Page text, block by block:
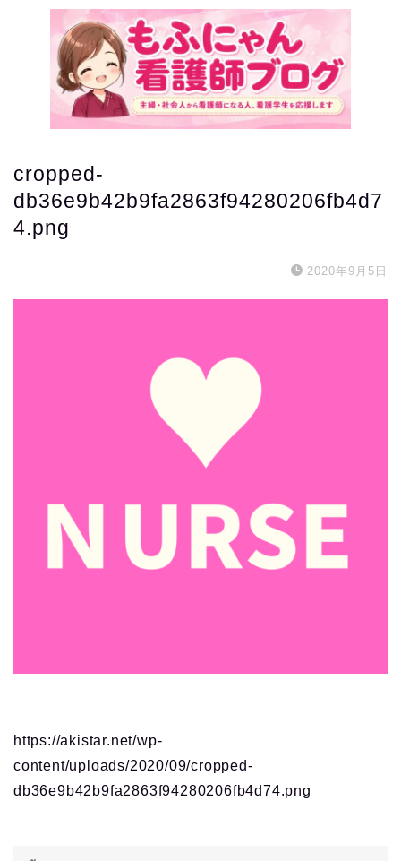
cropped-
db36e9b42b9fa2863f94280206fb4d7
4.png
2020年9月5日
https://akistar.net/wp-
content/uploads/2020/09/cropped-
db36e9b42b9fa2863f94280206fb4d74.png